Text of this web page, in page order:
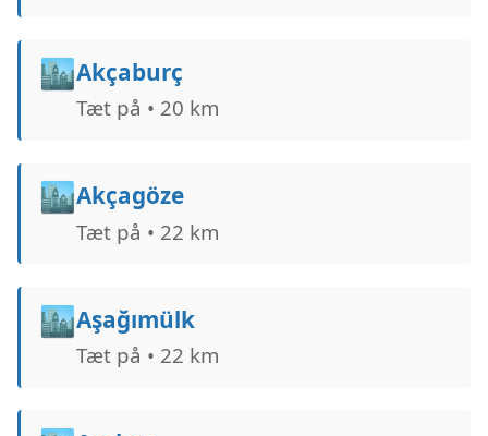
🏙️Akçaburç
Tæt på • 20 km
🏙️Akçagöze
Tæt på • 22 km
🏙️Aşağımülk
Tæt på • 22 km